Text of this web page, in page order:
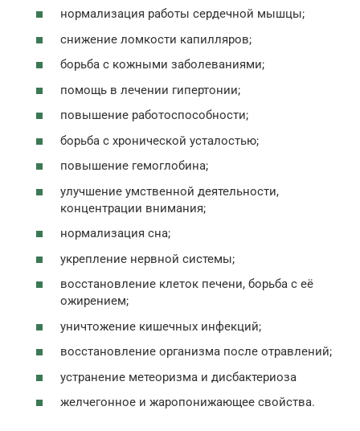
нормализация работы сердечной мышцы;
снижение ломкости капилляров;
борьба с кожными заболеваниями;
помощь в лечении гипертонии;
повышение работоспособности;
борьба с хронической усталостью;
повышение гемоглобина;
улучшение умственной деятельности,
концентрации внимания;
нормализация сна;
укрепление нервной системы;
восстановление клеток печени, борьба с её
ожирением;
уничтожение кишечных инфекций;
восстановление организма после отравлений;
устранение метеоризма и дисбактериоза
желчегонное и жаропонижающее свойства.